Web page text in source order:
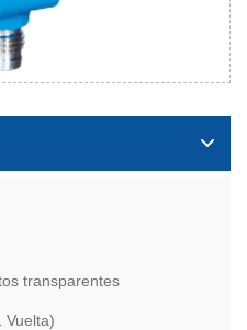
transparentes
Vuelta)